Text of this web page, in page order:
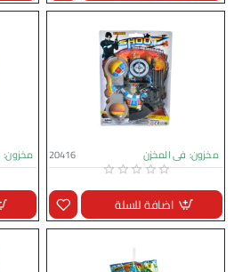
مخزون: فى المخزن 20416
اضافة للسلة
مخزون: